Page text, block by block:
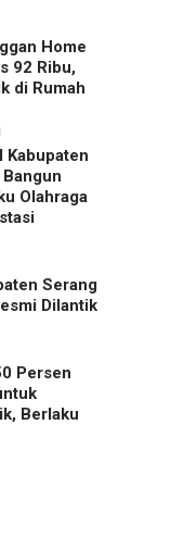
Home
92 Ribu,
di Rumah
Kabupaten
Olahraga
Serang
Dilantik
Persen
Berlaku